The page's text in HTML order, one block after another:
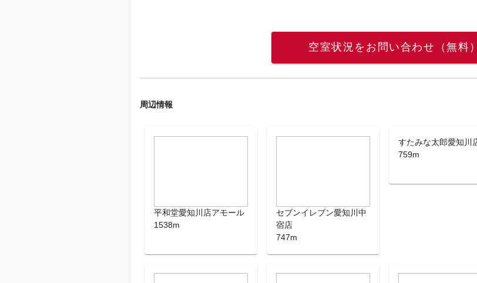
空室状況をお問い合わせ（無料）
周辺情報
平和堂愛知川店アモール
1538m
セブンイレブン愛知川中
宿店
747m
すたみな太郎愛知川
759m